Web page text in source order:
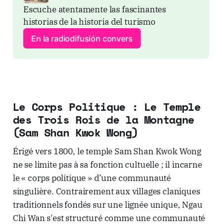
Escuche atentamente las fascinantes
historias de la historia del turismo
En la radiodifusión convers
Le Corps Politique : Le Temple
des Trois Rois de la Montagne
(Sam Shan Kwok Wong)
Érigé vers 1800, le temple Sam Shan Kwok Wong
ne se limite pas à sa fonction cultuelle ; il incarne
le « corps politique » d’une communauté
singulière. Contrairement aux villages claniques
traditionnels fondés sur une lignée unique, Ngau
Chi Wan s'est structuré comme une communauté